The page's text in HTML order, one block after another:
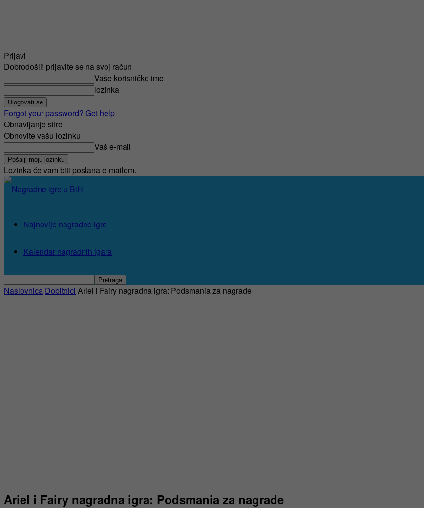
Prijavi
Dobrodošli! prijavite se na svoj račun
Vaše korisničko ime
lozinka
Forgot your password? Get help
Obnavljanje šifre
Obnovite vašu lozinku
Vaš e-mail
Lozinka će vam biti poslana e-mailom.
Najnovije nagradne igre
Kalendar nagradnih igara
Naslovnica Dobitnici Ariel i Fairy nagradna igra: Podsmania za nagrade
Ariel i Fairy nagradna igra: Podsmania za nagrade